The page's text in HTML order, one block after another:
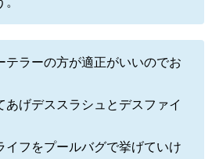
テラーの方が適正がいいのでお
あげデススラシュとデスファイ
イフをプールバグで挙げていけ